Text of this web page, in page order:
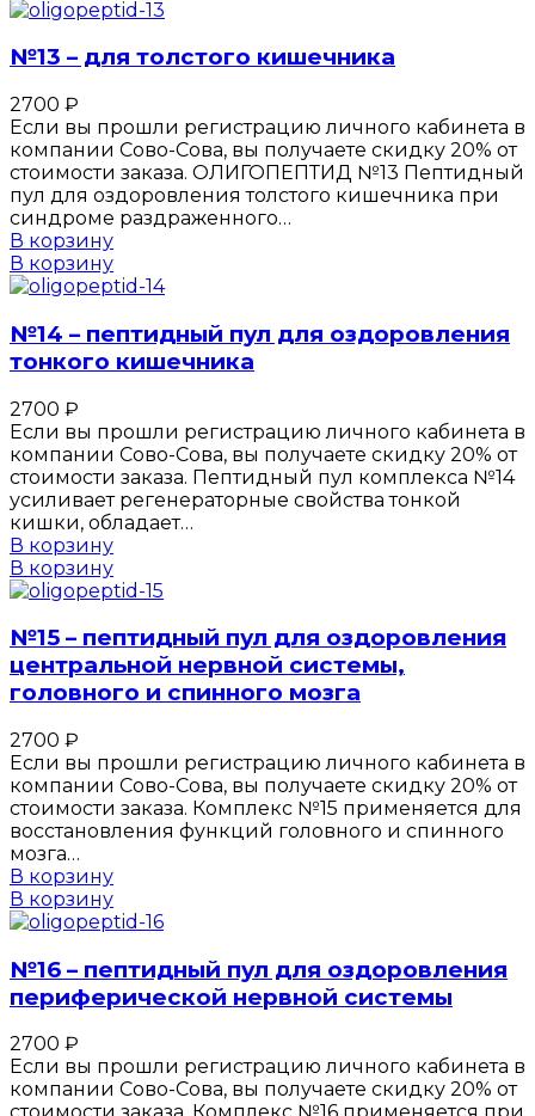
№13 – для толстого кишечника
2700 ₽
Если вы прошли регистрацию личного кабинета в
компании Сово-Сова, вы получаете скидку 20% от
стоимости заказа. ОЛИГОПЕПТИД №13 Пептидный
пул для оздоровления толстого кишечника при
синдроме раздраженного…
В корзину
В корзину
№14 – пептидный пул для оздоровления
тонкого кишечника
2700 ₽
Если вы прошли регистрацию личного кабинета в
компании Сово-Сова, вы получаете скидку 20% от
стоимости заказа. Пептидный пул комплекса №14
усиливает регенераторные свойства тонкой
кишки, обладает…
В корзину
В корзину
№15 – пептидный пул для оздоровления
центральной нервной системы,
головного и спинного мозга
2700 ₽
Если вы прошли регистрацию личного кабинета в
компании Сово-Сова, вы получаете скидку 20% от
стоимости заказа. Комплекс №15 применяется для
восстановления функций головного и спинного
мозга…
В корзину
В корзину
№16 – пептидный пул для оздоровления
периферической нервной системы
2700 ₽
Если вы прошли регистрацию личного кабинета в
компании Сово-Сова, вы получаете скидку 20% от